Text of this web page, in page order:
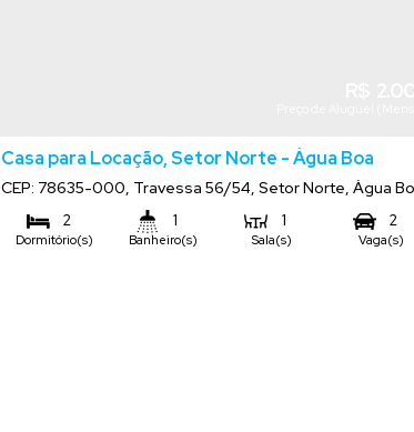
Casa para Locação, Setor Norte - Água Boa
CEP: 78635-000, Travessa 56/54, Setor Norte, Água
2
Dormitório(s)
1
Banheiro(s)
1
Sala(s)
2
Vaga(s)